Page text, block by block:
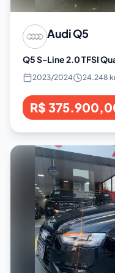
AudiQ5
Q5 S-Line 2.0 TFSI
2023/2024 24.248
R$